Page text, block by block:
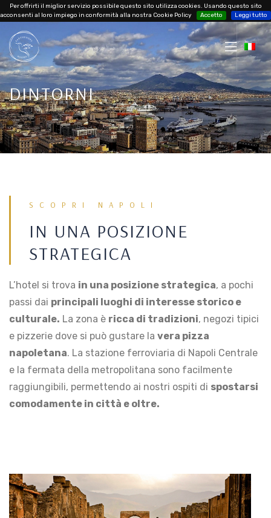
Per offrirti il miglior servizio possibile questo sito utilizza cookies. Usando questo sito
acconsenti al loro impiego in conformità alla nostra Cookie Policy
Accetto Leggi tutto
DINTORNI
SCOPRI NAPOLI
IN UNA POSIZIONE
STRATEGICA
L’hotel si trova in una posizione strategica, a pochi
passi dai principali luoghi di interesse storico e
culturale. La zona è ricca di tradizioni, negozi tipici
e pizzerie dove si può gustare la vera pizza
napoletana. La stazione ferroviaria di Napoli Centrale
e la fermata della metropolitana sono facilmente
raggiungibili, permettendo ai nostri ospiti di spostarsi
comodamente in città e oltre.